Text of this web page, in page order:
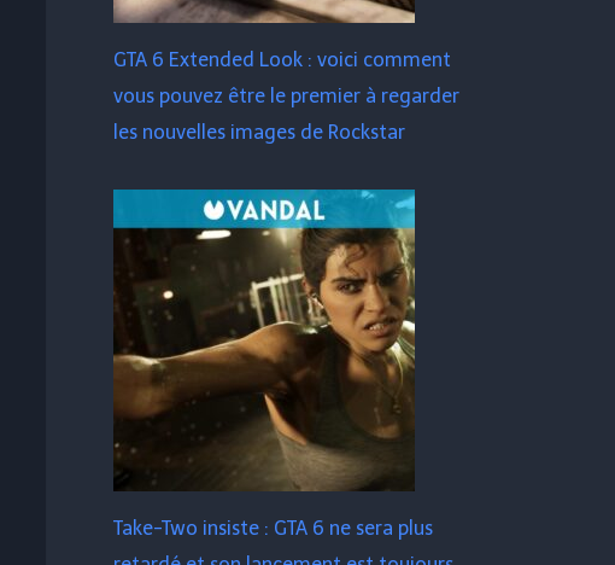
GTA 6 Extended Look : voici comment
vous pouvez être le premier à regarder
les nouvelles images de Rockstar
Take-Two insiste : GTA 6 ne sera plus